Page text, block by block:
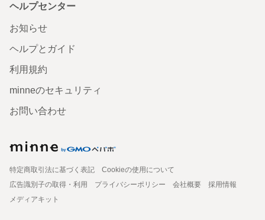
ヘルプセンター
お知らせ
ヘルプとガイド
利用規約
minneのセキュリティ
お問い合わせ
特定商取引法に基づく表記
Cookieの使用について
広告識別子の取得・利用
プライバシーポリシー 会社概要
採用情報
メディアキット